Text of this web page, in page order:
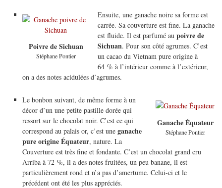
Poivre de Sichuan
Stéphane Pontier
Ensuite, une ganache noire sa forme est
carrée. Sa couverture est fine. La ganache
est fluide. Il est parfumé au poivre de
Sichuan. Pour son côté agrumes. C’est
un cacao du Vietnam pure origine à
64 % à l’intérieur comme à l’extérieur,
on a des notes acidulées d’agrumes.
Ganache Équateur
Stéphane Pontier
Le bonbon suivant, de même forme à un
décor d’un une petite pastille dorée qui
ressort sur le chocolat noir. C’est ce qui
correspond au palais or, c’est une ganache
pure origine Équateur, nature. La
Couverture est très fine et fondante. C’est un chocolat grand cru
Arriba à 72 %, il a des notes fruitées, un peu banane, il est
particulièrement rond et n’a pas d’amertume. Celui-ci et le
précédent ont été les plus appréciés.